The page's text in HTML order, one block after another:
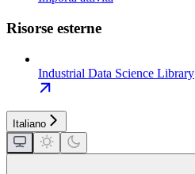
Risorse esterne
Industrial Data Science Library
Italiano